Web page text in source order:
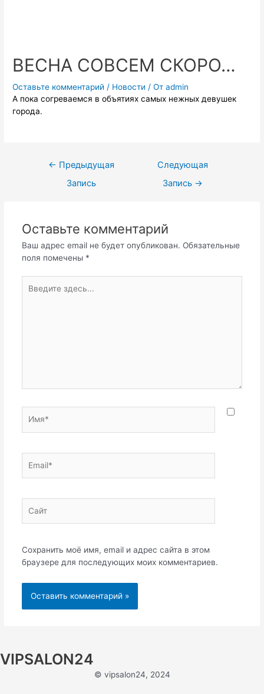
ВЕСНА СОВСЕМ СКОРО…
Оставьте комментарий / Новости / Отadmin
А пока согреваемся в объятиях самых нежных девушек
города.
← Предыдущая
Запись
Следующая
Запись →
Оставьте комментарий
Ваш адрес email не будет опубликован. Обязательные
поля помечены *
здесь...
Сохранить моё имя, email и адрес сайта в этом
браузере для последующих моих комментариев.
VIPSALON24
© vipsalon24, 2024